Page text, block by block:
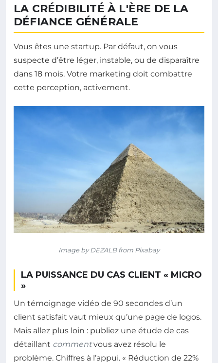
LA CRÉDIBILITÉ À L'ÈRE DE LA
DÉFIANCE GÉNÉRALE
Vous êtes une startup. Par défaut, on vous
suspecte d’être léger, instable, ou de disparaître
dans 18 mois. Votre marketing doit combattre
cette perception, activement.
Image by DEZALB from Pixabay
LA PUISSANCE DU CAS CLIENT « MICRO
»
Un témoignage vidéo de 90 secondes d’un
client satisfait vaut mieux qu’une page de logos.
Mais allez plus loin : publiez une étude de cas
détaillant commentvous avez résolu le
problème. Chiffres à l’appui. « Réduction de 22%